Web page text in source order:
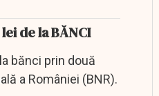
de la BĂNCI
bănci prin două
a României (BNR).